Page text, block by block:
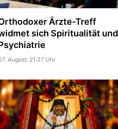
Ärzte-Treff
sich Spiritualität und
August, 21:27 Uhr